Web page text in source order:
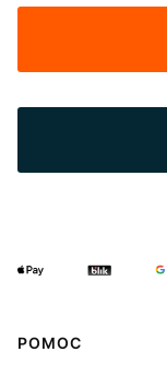
POMOC